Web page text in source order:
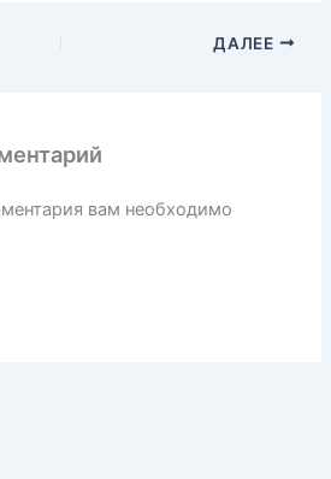
ДАЛЕЕ
вам необходимо